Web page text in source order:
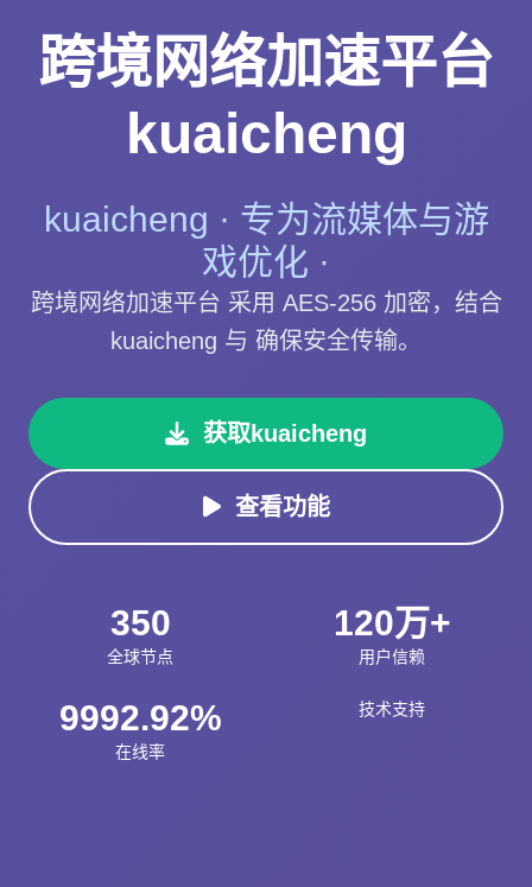
跨境网络加速平台
kuaicheng
kuaicheng · 专为流媒体与游
戏优化 ·
跨境网络加速平台 采用 AES-256 加密，结合
kuaicheng 与 确保安全传输。
获取kuaicheng
查看功能
350
全球节点
120万+
用户信赖
9992.92%
在线率
技术支持